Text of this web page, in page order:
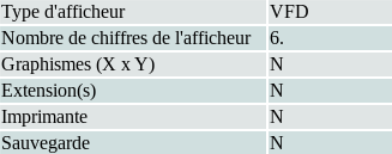
Type d'afficheur
VFD
Nombre de chiffres de l'afficheur
6.
Graphismes (X x Y)
N
Extension(s)
N
Imprimante
N
Sauvegarde
N